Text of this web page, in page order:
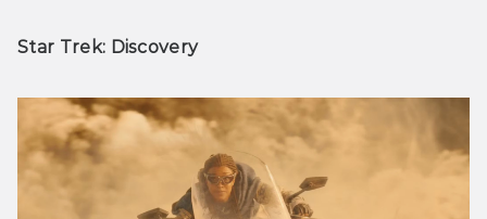
Star Trek: Discovery